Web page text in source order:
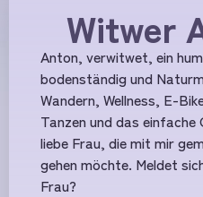
Witwer
Anton, verwitwet, ein
bodenständig und
Wandern, Wellness, E-
Tanzen und das einfache
liebe Frau, die mit mir
gehen möchte. Meldet
Frau?